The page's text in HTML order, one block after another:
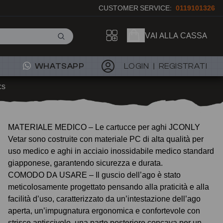
CUSTOMER SERVICE: 0119101326
VAI ALLA CASSA
WHATSAPP LOGIN REGISTRATI
MATERIALE MEDICO – Le cartucce per aghi JCONLY
Vetar sono costruite con materiale PC di alta qualità per
uso medico e aghi in acciaio inossidabile medico standard
giapponese, garantendo sicurezza e durata.
COMODO DA USARE – Il guscio dell’ago è stato
meticolosamente progettato pensando alla praticità e alla
facilità d’uso, caratterizzato da un’intestazione dell’ago
aperta, un’impugnatura ergonomica e confortevole con